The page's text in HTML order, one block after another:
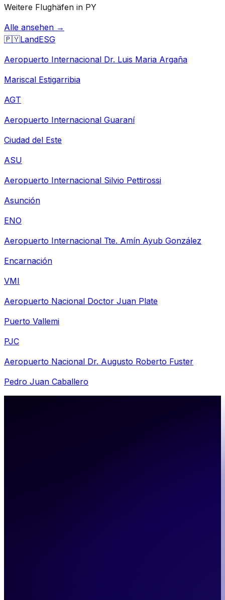
Weitere Flughäfen in PY
Alle ansehen →
🇵🇾LandESG
Aeropuerto Internacional Dr. Luis Maria Argaña
Mariscal Estigarribia
AGT
Aeropuerto Internacional Guaraní
Ciudad del Este
ASU
Aeropuerto Internacional Silvio Pettirossi
Asunción
ENO
Aeropuerto Internacional Tte. Amín Ayub González
Encarnación
VMI
Aeropuerto Nacional Doctor Juan Plate
Puerto Vallemi
PJC
Aeropuerto Nacional Dr. Augusto Roberto Fuster
Pedro Juan Caballero